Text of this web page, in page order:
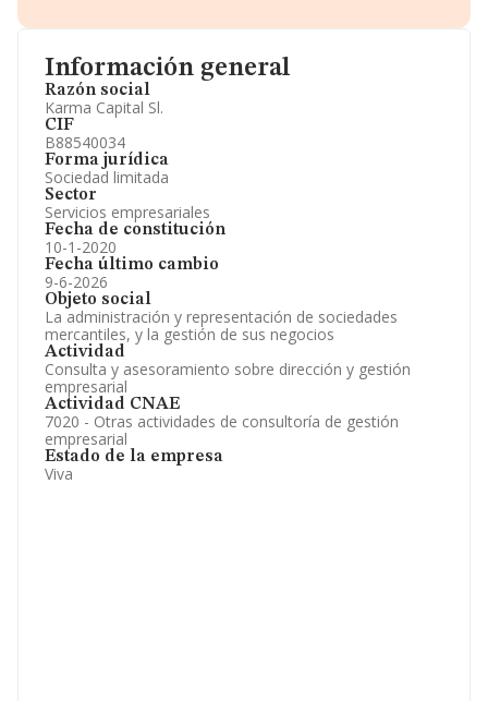
Información general
Razón social
Karma Capital Sl.
CIF
B88540034
Forma jurídica
Sociedad limitada
Sector
Servicios empresariales
Fecha de constitución
10-1-2020
Fecha último cambio
9-6-2026
Objeto social
La administración y representación de sociedades
mercantiles, y la gestión de sus negocios
Actividad
Consulta y asesoramiento sobre dirección y gestión
empresarial
Actividad CNAE
7020 - Otras actividades de consultoría de gestión
empresarial
Estado de la empresa
Viva
Información oficial y registral complementaria.